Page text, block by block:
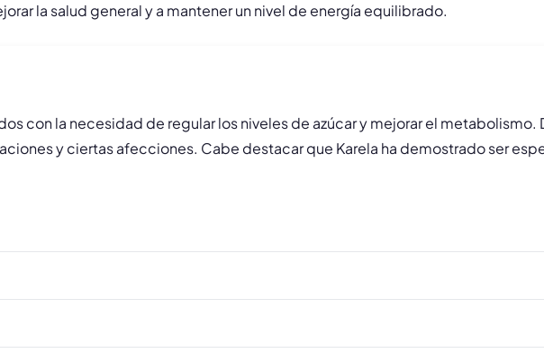
la salud general y a mantener un nivel de energía equilibrado.
con la necesidad de regular los niveles de azúcar y mejorar el
y ciertas afecciones. Cabe destacar que Karela ha demostrado ser